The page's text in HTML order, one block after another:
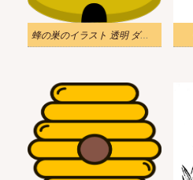
蜂の巣のイラスト 透明 ダウンロード